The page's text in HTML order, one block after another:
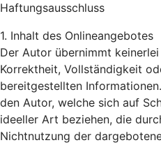
Haftungsausschluss
1. Inhalt des Onlineangebotes
Der Autor übernimmt
Korrektheit, Vollständigkeit
bereitgestellten
den Autor, welche sich auf
ideeller Art beziehen, die
Nichtnutzung der